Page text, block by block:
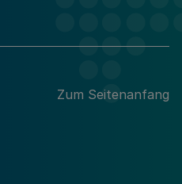
Zum Seitenanfang